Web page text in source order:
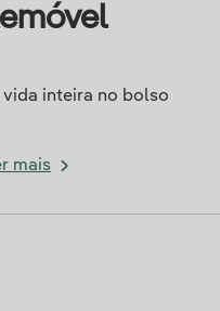
vida inteira no bolso
mais